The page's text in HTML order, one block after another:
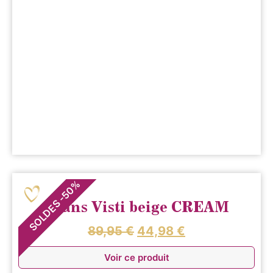
SOLDES
-
50
%
Jeans Visti beige CREAM
89,95€ 44,98 €
Voir ce produit